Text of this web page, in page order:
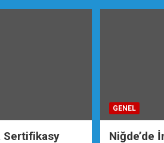
Sertifikasy
GENEL
Niğde’de